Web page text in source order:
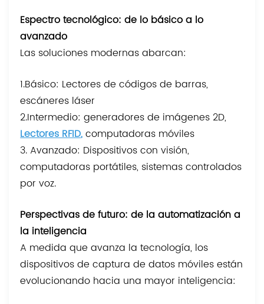
Espectro tecnológico: de lo básico a lo
avanzado
Las soluciones modernas abarcan:
1.Básico: Lectores de códigos de barras,
escáneres láser
2.Intermedio: generadores de imágenes 2D,
Lectores RFID,computadoras móviles
3. Avanzado: Dispositivos con visión,
computadoras portátiles, sistemas controlados
por voz.
Perspectivas de futuro: de la automatización a
la inteligencia
A medida que avanza la tecnología, los
dispositivos de captura de datos móviles están
evolucionando hacia una mayor inteligencia: